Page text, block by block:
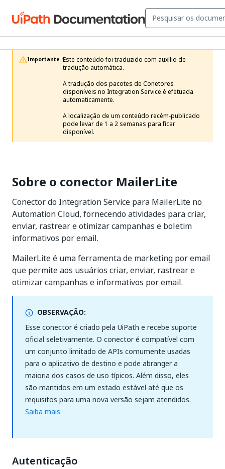
Importante :Este conteúdo foi traduzido com auxílio de
tradução automática.
A tradução dos pacotes de Conetores
disponíveis no Integration Service é efetuada
automaticamente.
A localização de um conteúdo recém-publicado
pode levar de 1 a 2 semanas para ficar
disponível.
Sobre o conector MailerLite
Conector do Integration Service para MailerLite no
Automation Cloud, fornecendo atividades para criar,
enviar, rastrear e otimizar campanhas e boletim
informativos por email.
MailerLite é uma ferramenta de marketing por email
que permite aos usuários criar, enviar, rastrear e
otimizar campanhas e informativos por email.
OBSERVAÇÃO:
Esse conector é criado pela UiPath e recebe suporte
oficial seletivamente. O conector é compatível com
um conjunto limitado de APIs comumente usadas
para o aplicativo de destino e pode abranger a
maioria dos casos de uso típicos. Além disso, eles
são mantidos em um estado estável até que os
requisitos para uma nova versão sejam atendidos.
Saiba mais
Autenticação